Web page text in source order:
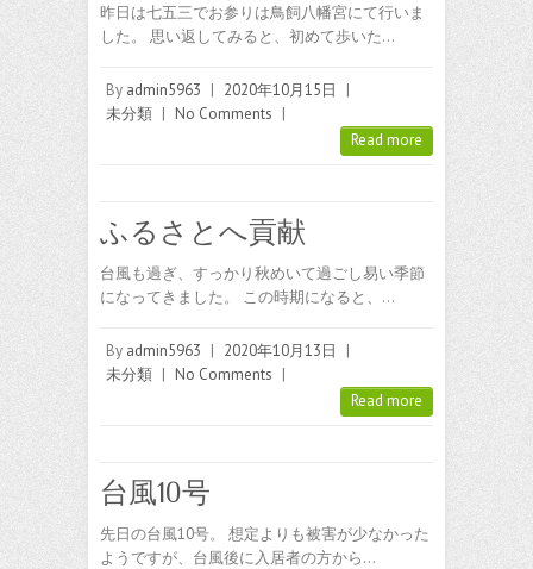
昨日は七五三でお参りは鳥飼八幡宮にて行いま
した。 思い返してみると、初めて歩いた…
By admin5963 | 2020年10月15日
|
未分類 | No Comments |
Read more
ふるさとへ貢献
台風も過ぎ、すっかり秋めいて過ごし易い季節
になってきました。 この時期になると、…
By admin5963 | 2020年10月13日
|
未分類 | No Comments |
Read more
台風10号
先日の台風10号。 想定よりも被害が少なかった
ようですが、台風後に入居者の方から…